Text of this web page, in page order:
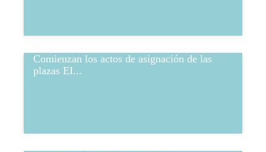
Comienzan los actos de asignación de las
plazas EI...